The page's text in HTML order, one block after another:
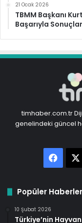
21 Ocak 2026
TBMM Başkanı
Başarıyla
timhaber.com.tr
genelindeki güncel
Popüler Haberler
10 Şubat 2026
Türkiye’nin